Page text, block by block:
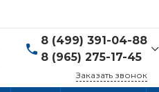
8 (499) 391-04-88
8 (965) 275-17-45
Заказать звонок